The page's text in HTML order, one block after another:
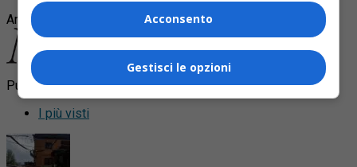
Argomenti correlati:
Pubblicità
I più visti
Acconsento
Gestisci le opzioni